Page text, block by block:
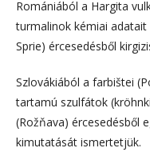
Romániából a Hargita
turmalinok kémiai
Sprie) ércesedésből
Szlovákiából a farbištei
tartamú szulfátok
(Rožňava) ércesedésből
kimutatását ismertetjük.